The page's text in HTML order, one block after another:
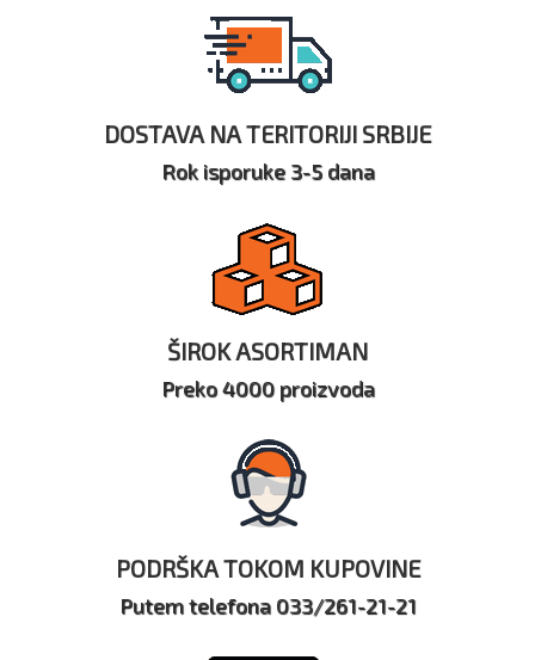
DOSTAVA NA TERITORIJI SRBIJE
Rok isporuke 3-5 dana
ŠIROK ASORTIMAN
Preko 4000 proizvoda
PODRŠKA TOKOM KUPOVINE
Putem telefona 033/261-21-21